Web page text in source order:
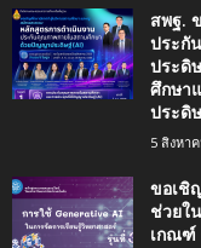
สพฐ.
ประกั
ประดิ
ศึกษา
ประดิ
5 สิงหา
ขอเชิ
ช่วยใ
เกณฑ์